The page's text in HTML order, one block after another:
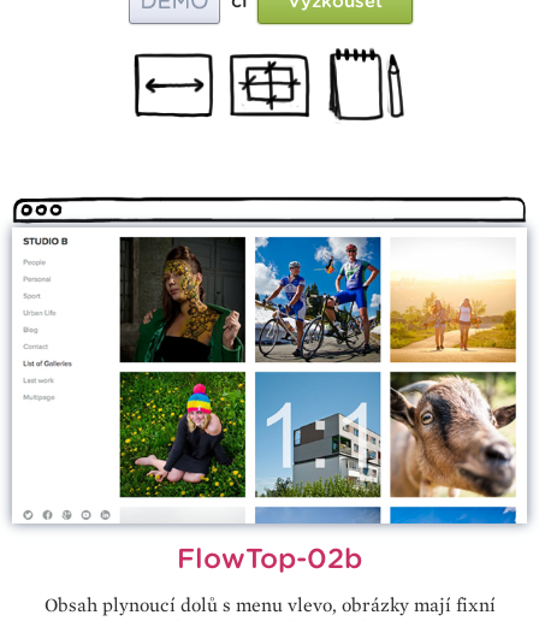
FlowTop-02b
Obsah plynoucí dolů s menu vlevo, obrázky mají fixní